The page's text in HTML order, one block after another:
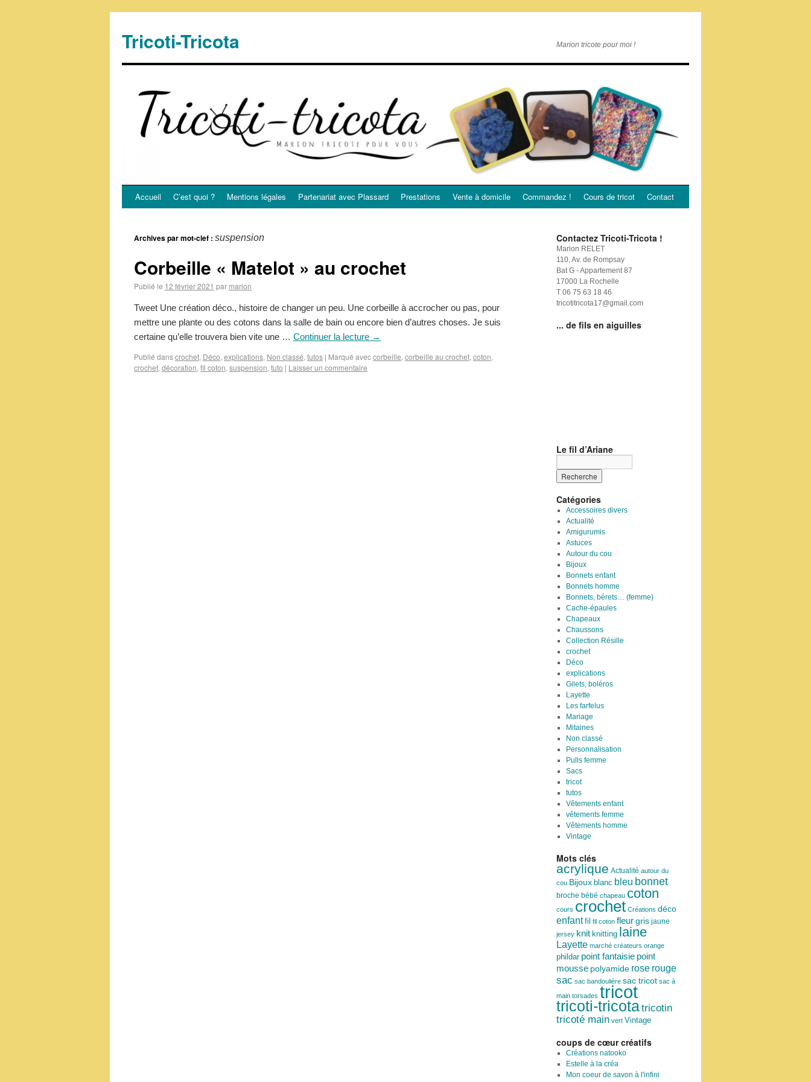
Tricoti-Tricota Marion tricote pour moi !
Accueil C’est quoi ? Mentions légales Partenariat avec Plassard Prestations Vente à domicile Commandez ! Cours de tricot Contact
Archives par mot-clef : suspension
Corbeille « Matelot » au crochet
Publié le 12 février 2021 par marion
Tweet Une création déco., histoire de changer un peu. Une corbeille à accrocher ou pas, pour
mettre une plante ou des cotons dans la salle de bain ou encore bien d’autres choses. Je suis
certaine qu’elle trouvera bien vite une … Continuer la lecture →
Publié danscrochet, Déco, explications, Non classé, tutos | Marqué aveccorbeille, corbeille au crochet, coton,
crochet, décoration, fil coton, suspension, tuto | Laisser un commentaire
Contactez Tricoti-Tricota !
Marion RELET
110, Av. de Rompsay
Bat G - Appartement 87
17000 La Rochelle
T 06 75 63 18 46
tricotitricota17@gmail.com
... de fils en aiguilles
Le fil d’Ariane
Catégories
Accessoires divers
Actualité
Amigurumis
Astuces
Autour du cou
Bijoux
Bonnets enfant
Bonnets homme
Bonnets, bérets… (femme)
Cache-épaules
Chapeaux
Chaussons
Collection Résille
crochet
Déco
explications
Gilets, boléros
Layette
Les farfelus
Mariage
Mitaines
Non classé
Personnalisation
Pulls femme
Sacs
tricot
tutos
Vêtements enfant
vêtements femme
Vêtements homme
Vintage
Mots clés
acrylique Actualité autour du
cou Bijoux blanc bleu bonnet
broche bébé chapeau coton
cours crochet Créations déco
enfant fil fil coton fleur gris jaune
jersey knit knitting laine
Layette marché créateurs orange
phildar point fantaisie point
mousse polyamide rose rouge
sac sac bandoulière sac tricot sac à
main torsades tricot
tricoti-tricotatricotin
tricoté main vert Vintage
coups de cœur créatifs
Créations natooko
Estelle à la créa
Mon coeur de savon à l'infini